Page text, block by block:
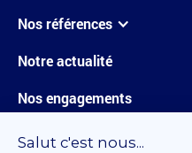
Nos références
Notre actualité
Nos engagements
Carrières